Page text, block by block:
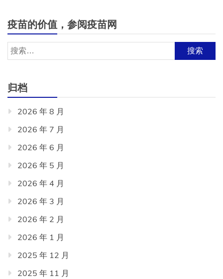
疫苗的价值，参阅疫苗网
搜
索：
归档
2026 年 8 月
2026 年 7 月
2026 年 6 月
2026 年 5 月
2026 年 4 月
2026 年 3 月
2026 年 2 月
2026 年 1 月
2025 年 12 月
2025 年 11 月